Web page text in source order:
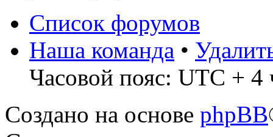
Список форумов
Наша команда •
Часовой пояс: UTC + 4
Создано на основе phpBB